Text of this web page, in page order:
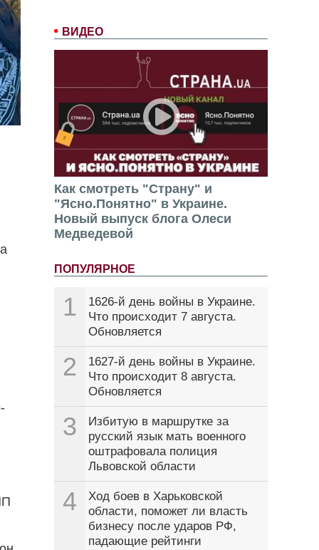
ВИДЕО
Как смотреть "Страну" и
"Ясно.Понятно" в Украине.
Новый выпуск блога Олеси
Медведевой
ПОПУЛЯРНОЕ
1
1626-й день войны в Украине.
Что происходит 7 августа.
Обновляется
2
1627-й день войны в Украине.
Что происходит 8 августа.
Обновляется
3
Избитую в маршрутке за
русский язык мать военного
оштрафовала полиция
Львовской области
4
Ход боев в Харьковской
области, поможет ли власть
бизнесу после ударов РФ,
падающие рейтинги